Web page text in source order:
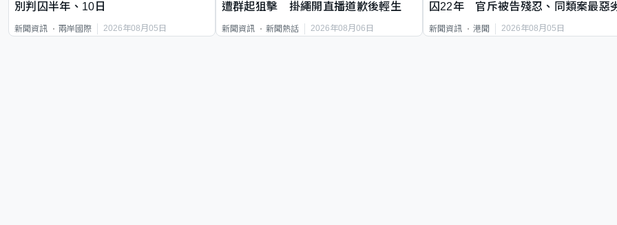
別判囚半年、10日
新聞資訊 兩岸國際 2026年08月05日
遭群起狙擊 掛繩開直播道歉後輕生
新聞資訊 新聞熱話 2026年08月06日
囚22年 官斥被告殘忍、同類案最惡
新聞資訊 港聞 2026年08月05日